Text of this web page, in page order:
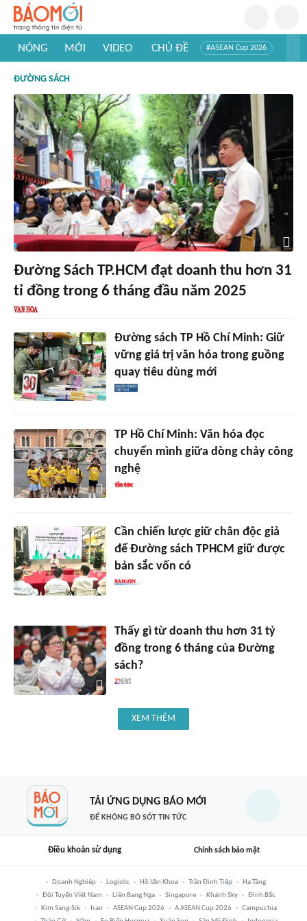
NÓNG MỚI VIDEO CHỦ ĐỀ #ASEAN Cup 2026
#Khám phá thế giới
ĐƯỜNG SÁCH
Đường Sách TP.HCM đạt doanh thu hơn 31
tỉ đồng trong 6 tháng đầu năm 2025
Đường sách TP Hồ Chí Minh: Giữ
vững giá trị văn hóa trong guồng
quay tiêu dùng mới
TP Hồ Chí Minh: Văn hóa đọc
chuyển mình giữa dòng chảy công
nghệ
Cần chiến lược giữ chân độc giả
để Đường sách TPHCM giữ được
bản sắc vốn có
Thấy gì từ doanh thu hơn 31 tỷ
đồng trong 6 tháng của Đường
sách?
XEM THÊM
TẢI ỨNG DỤNG BÁO MỚI
ĐỂ KHÔNG BỎ SÓT TIN TỨC
Điều khoản sử dụng Chính sách bảo mật
Doanh Nghiệp Logistic Hồ Văn Khoa Trần Đình Tiệp
Hạ Tầng
Đội Tuyển Việt Nam
Liên Bang Nga Singapore Khánh Sky
Đình Bắc
Kim Sang-Sik
Iran ASEAN Cup 2026 A ASEAN Cup 2026
Campuchia